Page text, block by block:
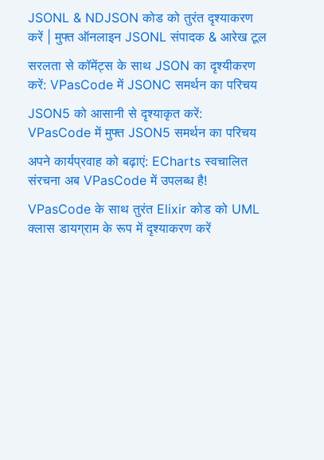
JSONL & NDJSON कोड को तुरंत दृश्याकरण
करें | मुफ्त ऑनलाइन JSONL संपादक & आरेख टूल
सरलता से कॉमेंट्स के साथ JSON का दृश्यीकरण
करें: VPasCode में JSONC समर्थन का परिचय
JSON5 को आसानी से दृश्याकृत करें:
VPasCode में मुफ्त JSON5 समर्थन का परिचय
अपने कार्यप्रवाह को बढ़ाएं: ECharts स्वचालित
संरचना अब VPasCode में उपलब्ध है!
VPasCode के साथ तुरंत Elixir कोड को UML
क्लास डायग्राम के रूप में दृश्याकरण करें